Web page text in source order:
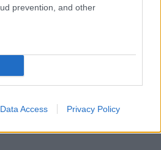
prevention, and other
Data Access Privacy Policy
bár az utolsó epizód csak
fel a Warner Bros. Discovery
felvétel a TikTokra.
a közösségi oldal egy
tartalmazták és lőttek le a